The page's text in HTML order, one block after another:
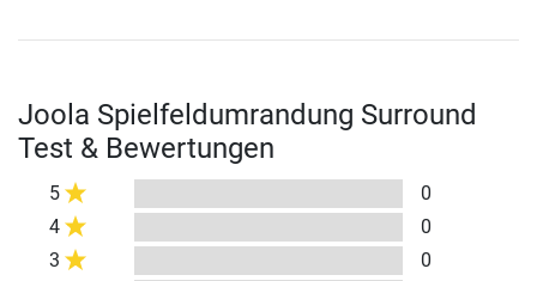
Joola Spielfeldumrandung Surround
Test & Bewertungen
5
0
4
0
3
0